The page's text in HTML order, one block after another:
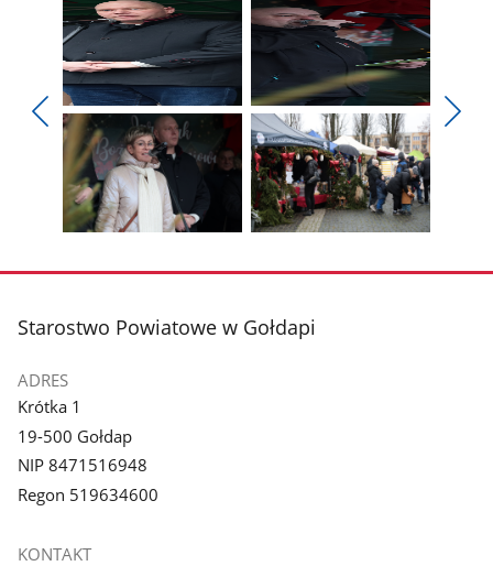
Pokaż
poprzednie
zdjęcia
Pokaż
zdjęcie
1
galerii.
Pokaż
zdjęcie
2
z
galerii.
galerii.
galerii.
stopka
Starostwo Powiatowe w Gołdapi
ADRES
Krótka 1
19-500 Gołdap
NIP 8471516948
Regon 519634600
KONTAKT